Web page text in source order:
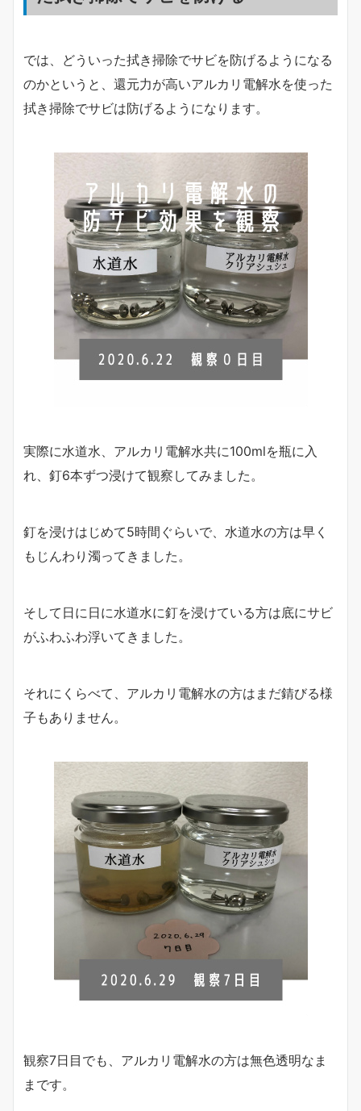
では、どういった拭き掃除でサビを防げるようになる
のかというと、還元力が高いアルカリ電解水を使った
拭き掃除でサビは防げるようになります。
実際に水道水、アルカリ電解水共に100mlを瓶に入
れ、釘6本ずつ浸けて観察してみました。
釘を浸けはじめて5時間ぐらいで、水道水の方は早く
もじんわり濁ってきました。
そして日に日に水道水に釘を浸けている方は底にサビ
がふわふわ浮いてきました。
それにくらべて、アルカリ電解水の方はまだ錆びる様
子もありません。
観察7日目でも、アルカリ電解水の方は無色透明なま
まです。